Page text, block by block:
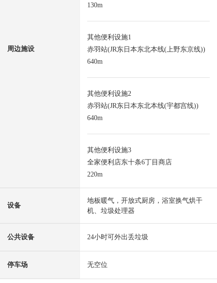
周边施设
130m
其他便利设施1
赤羽站(JR东日本东北本线(上野东京线))
640m
其他便利设施2
赤羽站(JR东日本东北本线(宇都宫线))
640m
其他便利设施3
全家便利店东十条6丁目商店
220m
设备
地板暖气，开放式厨房，浴室换气烘干
机、垃圾处理器
公共设备 24小时可外出丢垃圾
停车场 无空位